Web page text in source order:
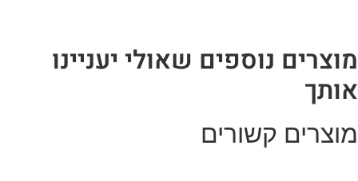
נוספים שאולי יעניינו
קשורים